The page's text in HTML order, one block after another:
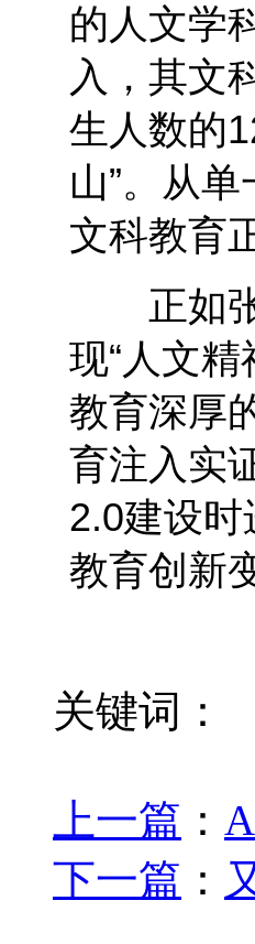
的人文学
入，其文
生人数的
山”。从
文科教育
正如张
现“人文
教育深厚
育注入实
2.0建设时
教育创新
关键词：
上一篇 ：
下一篇 ：